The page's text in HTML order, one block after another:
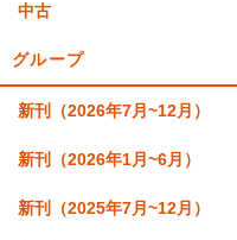
中古
グループ
新刊（2026年7月~12月）
新刊（2026年1月~6月）
新刊（2025年7月~12月）